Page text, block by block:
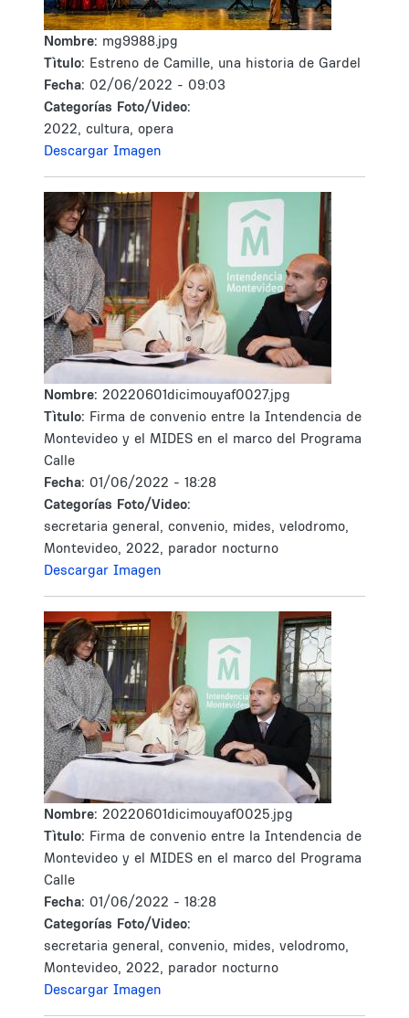
Nombre: mg9988.jpg
Tìtulo: Estreno de Camille, una historia de Gardel
Fecha: 02/06/2022 - 09:03
Categorías Foto/Video:
2022, cultura, opera
Descargar Imagen
Nombre: 20220601dicimouyaf0027.jpg
Tìtulo: Firma de convenio entre la Intendencia de
Montevideo y el MIDES en el marco del Programa
Calle
Fecha: 01/06/2022 - 18:28
Categorías Foto/Video:
secretaria general, convenio, mides, velodromo,
Montevideo, 2022, parador nocturno
Descargar Imagen
Nombre: 20220601dicimouyaf0025.jpg
Tìtulo: Firma de convenio entre la Intendencia de
Montevideo y el MIDES en el marco del Programa
Calle
Fecha: 01/06/2022 - 18:28
Categorías Foto/Video:
secretaria general, convenio, mides, velodromo,
Montevideo, 2022, parador nocturno
Descargar Imagen